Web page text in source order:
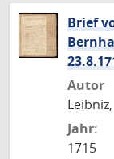
Brief
Autor
Jahr:
1715